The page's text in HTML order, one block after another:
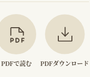
PDFで読む PDFダウンロード